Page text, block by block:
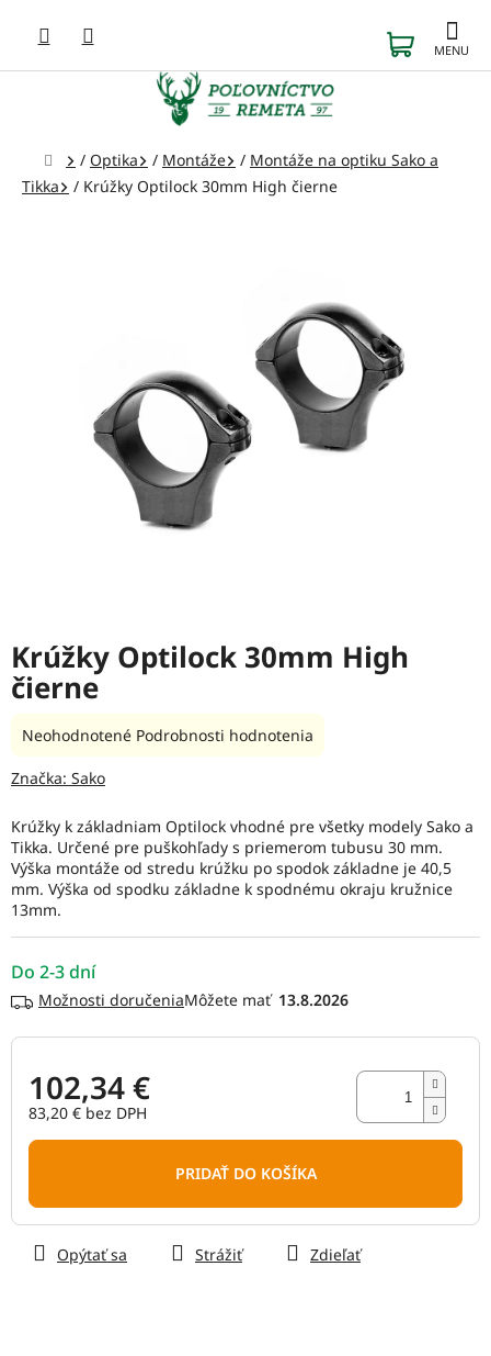
obsah
KOŠÍK
Domov
/ Optika / Montáže / Montáže na optiku Sako a
Tikka
/ Krúžky Optilock 30mm High čierne
Krúžky Optilock 30mm High
čierne
Do 2-3 dní
13.8.2026
Možnosti doručenia
102,34 €
83,20 € bez DPH
Jednotková
PRIDAŤ DO KOŠÍKA
Krúžky k základniam Optilock vhodné pre všetky modely Sako a
Tikka. Určené pre puškohľady s priemerom tubusu 30 mm.
Výška montáže od stredu krúžku po spodok základne je 40,5
mm. Výška od spodku základne k spodnému okraju kružnice
13mm.
Opýtať sa Strážiť Zdieľať
Priemerné
produktu
0,0
z
5
hviezdičiek.
Neohodnotené Podrobnosti hodnotenia
Značka: Sako